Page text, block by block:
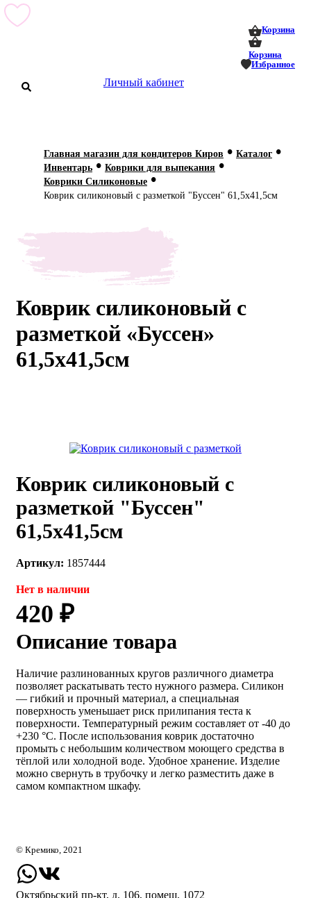
Корзина
Корзина
Избранное
Личный кабинет
О нас
Мастер-
классы
Главная магазин для кондитеров Киров • Каталог •
Инвентарь • Коврики для выпекания •
Коврики Силиконовые •
Коврик силиконовый с разметкой "Буссен" 61,5х41,5см
Коврик силиконовый с
разметкой «Буссен»
61,5х41,5см
Коврик силиконовый с
разметкой "Буссен"
61,5х41,5см
Артикул: 1857444
Нет в наличии
420 ₽
Описание товара
Наличие разлинованных кругов различного диаметра
позволяет раскатывать тесто нужного размера. Силикон
— гибкий и прочный материал, а специальная
поверхность уменьшает риск прилипания теста к
поверхности. Температурный режим составляет от -40 до
+230 °C. После использования коврик достаточно
промыть с небольшим количеством моющего средства в
тёплой или холодной воде. Удобное хранение. Изделие
можно свернуть в трубочку и легко разместить даже в
самом компактном шкафу.
© Кремико, 2021
Октябрьский пр-кт, д. 106, помещ. 1072